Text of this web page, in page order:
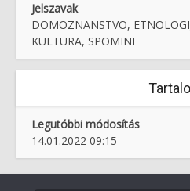
Jelszavak
DOMOZNANSTVO,
KULTURA, SPOMINI
Legutóbbi módosítás
14.01.2022 09:15